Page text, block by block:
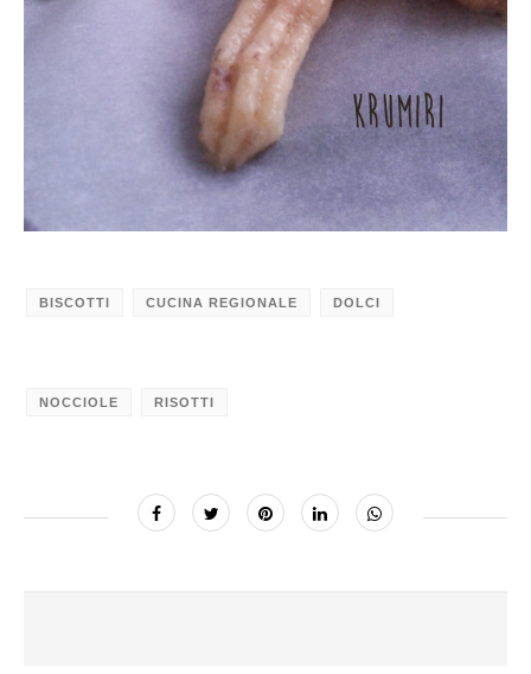
BISCOTTI CUCINA REGIONALE DOLCI
NOCCIOLE RISOTTI